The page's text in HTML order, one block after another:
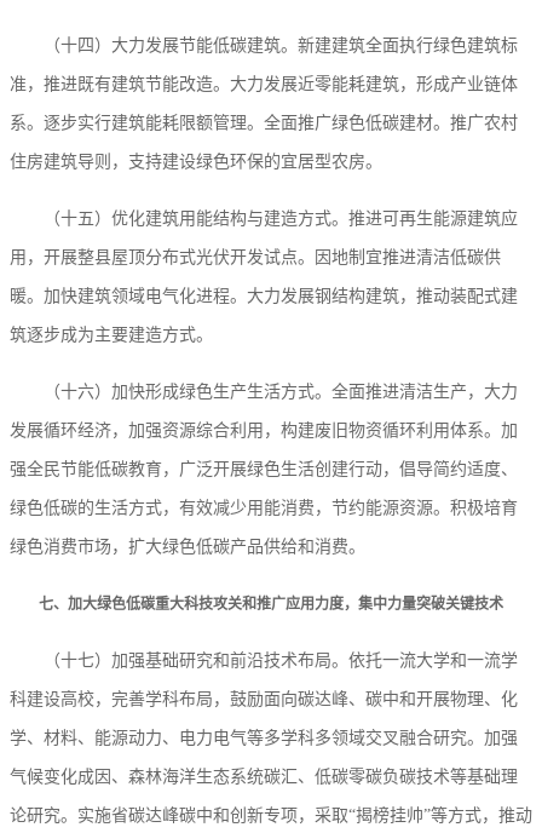
（十四）大力发展节能低碳建筑。新建建筑全面执行绿色建筑标
准，推进既有建筑节能改造。大力发展近零能耗建筑，形成产业链体
系。逐步实行建筑能耗限额管理。全面推广绿色低碳建材。推广农村
住房建筑导则，支持建设绿色环保的宜居型农房。
（十五）优化建筑用能结构与建造方式。推进可再生能源建筑应
用，开展整县屋顶分布式光伏开发试点。因地制宜推进清洁低碳供
暖。加快建筑领域电气化进程。大力发展钢结构建筑，推动装配式建
筑逐步成为主要建造方式。
（十六）加快形成绿色生产生活方式。全面推进清洁生产，大力
发展循环经济，加强资源综合利用，构建废旧物资循环利用体系。加
强全民节能低碳教育，广泛开展绿色生活创建行动，倡导简约适度、
绿色低碳的生活方式，有效减少用能消费，节约能源资源。积极培育
绿色消费市场，扩大绿色低碳产品供给和消费。
七、加大绿色低碳重大科技攻关和推广应用力度，集中力量突破关键技术
（十七）加强基础研究和前沿技术布局。依托一流大学和一流学
科建设高校，完善学科布局，鼓励面向碳达峰、碳中和开展物理、化
学、材料、能源动力、电力电气等多学科多领域交叉融合研究。加强
气候变化成因、森林海洋生态系统碳汇、低碳零碳负碳技术等基础理
论研究。实施省碳达峰碳中和创新专项，采取“揭榜挂帅”等方式，推动